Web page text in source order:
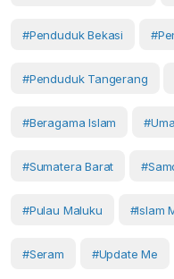
#penduduk Bekasi
#penduduk Tangerang
#beragama Islam
#Sumatera Barat
#Pulau Maluku #Islam
#Seram #Update Me